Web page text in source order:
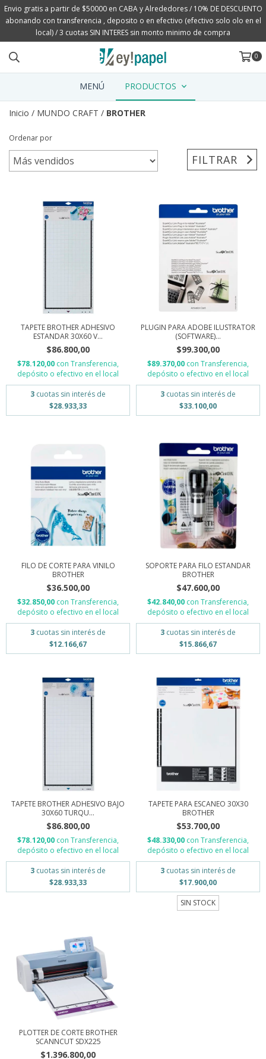
Envio gratis a partir de $50000 en CABA y Alrededores / 10% DE DESCUENTO
abonando con transferencia , deposito o en efectivo (efectivo solo olo en el
local) / 3 cuotas SIN INTERES sin monto minimo de compra
0
MENÚ PRODUCTOS
Inicio / MUNDO CRAFT / BROTHER
Ordenar por
FILTRAR
TAPETE BROTHER ADHESIVO
ESTANDAR 30X60 V...
$86.800,00
$78.120,00 con Transferencia,
depósito o efectivo en el local
3 cuotas sin interés de
$28.933,33
PLUGIN PARA ADOBE ILUSTRATOR
(SOFTWARE)...
$99.300,00
$89.370,00 con Transferencia,
depósito o efectivo en el local
3 cuotas sin interés de
$33.100,00
FILO DE CORTE PARA VINILO
BROTHER
$36.500,00
$32.850,00 con Transferencia,
depósito o efectivo en el local
3 cuotas sin interés de
$12.166,67
SOPORTE PARA FILO ESTANDAR
BROTHER
$47.600,00
$42.840,00 con Transferencia,
depósito o efectivo en el local
3 cuotas sin interés de
$15.866,67
TAPETE BROTHER ADHESIVO BAJO
30X60 TURQU...
$86.800,00
$78.120,00 con Transferencia,
depósito o efectivo en el local
3 cuotas sin interés de
$28.933,33
TAPETE PARA ESCANEO 30X30
BROTHER
$53.700,00
$48.330,00 con Transferencia,
depósito o efectivo en el local
3 cuotas sin interés de
$17.900,00
SIN STOCK
PLOTTER DE CORTE BROTHER
SCANNCUT SDX225
$1.396.800,00